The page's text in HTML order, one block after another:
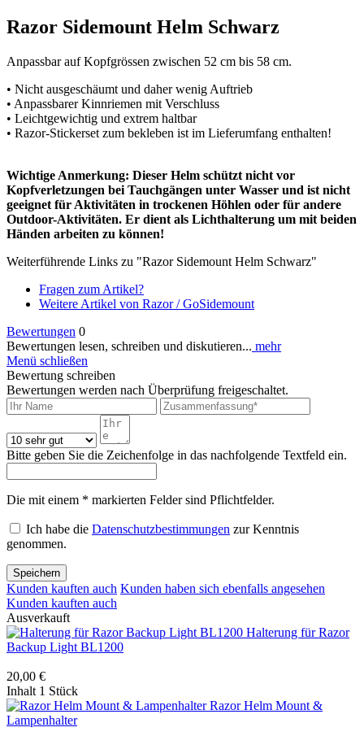
Razor Sidemount Helm Schwarz
Anpassbar auf Kopfgrössen zwischen 52 cm bis 58 cm.
• Nicht ausgeschäumt und daher wenig Auftrieb
• Anpassbarer Kinnriemen mit Verschluss
• Leichtgewichtig und extrem haltbar
• Razor-Stickerset zum bekleben ist im Lieferumfang enthalten!
Wichtige Anmerkung: Dieser Helm schützt nicht vor
Kopfverletzungen bei Tauchgängen unter Wasser und ist nicht
geeignet für Aktivitäten in trockenen Höhlen oder für andere
Outdoor-Aktivitäten. Er dient als Lichthalterung um mit beiden
Händen arbeiten zu können!
Weiterführende Links zu "Razor Sidemount Helm Schwarz"
Fragen zum Artikel?
Weitere Artikel von Razor / GoSidemount
Bewertungen 0
Bewertungen lesen, schreiben und diskutieren... mehr
Menü schließen
Bewertung schreiben
Bewertungen werden nach Überprüfung freigeschaltet.
Bitte geben Sie die Zeichenfolge in das nachfolgende Textfeld ein.
Die mit einem * markierten Felder sind Pflichtfelder.
Ich habe die Datenschutzbestimmungen zur Kenntnis
genommen.
Speichern
Kunden kauften auch Kunden haben sich ebenfalls angesehen
Kunden kauften auch
Ausverkauft
Halterung für Razor
Backup Light BL1200
20,00 €
Inhalt 1 Stück
Razor Helm Mount &
Lampenhalter